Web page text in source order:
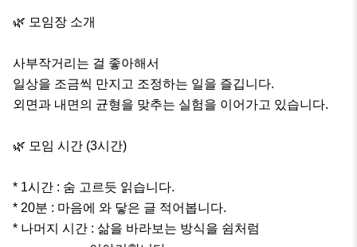
🌿 모임장 소개
사부작거리는 걸 좋아해서
일상을 조금씩 만지고 조정하는 일을 즐깁니다.
외면과 내면의 균형을 맞추는 실험을 이어가고 있습니다.
🌿 모임 시간 (3시간)
* 1시간 : 숨 고르듯 읽습니다.
* 20분 : 마음에 와 닿은 글 적어봅니다.
* 나머지 시간 : 삶을 바라보는 방식을 쉼처럼